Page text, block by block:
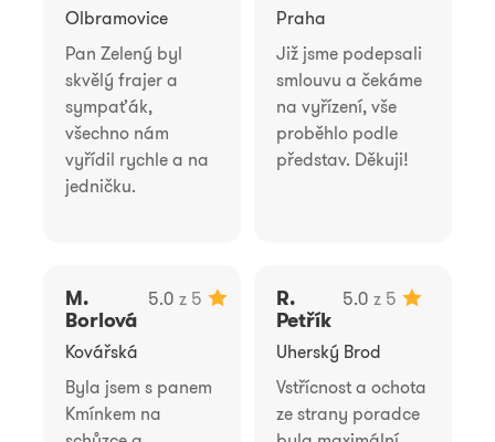
Olbramovice
Pan Zelený byl
skvělý frajer a
sympaťák,
všechno nám
vyřídil rychle a na
jedničku.
Praha
Již jsme podepsali
smlouvu a čekáme
na vyřízení, vše
proběhlo podle
představ. Děkuji!
5.0 z 5
M.
Borlová
Kovářská
Byla jsem s panem
Kmínkem na
5.0 z 5
R.
Petřík
Uherský Brod
Vstřícnost a ochota
ze strany poradce